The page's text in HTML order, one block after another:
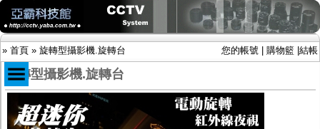
» 首頁 » 旋轉型攝影機.旋轉台 您的帳號 購物籃 結帳
商品目錄
旋轉型攝影機.旋轉台